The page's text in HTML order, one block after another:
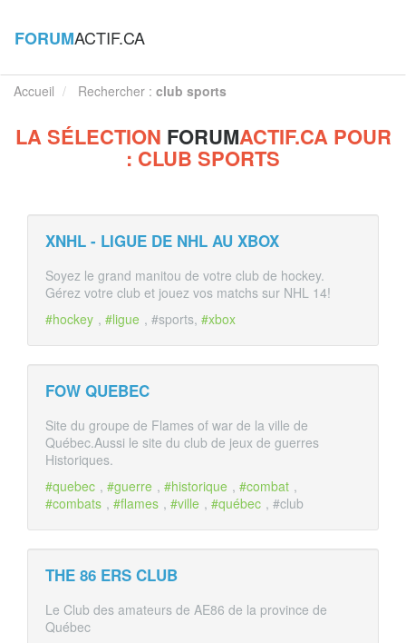
FORUMACTIF.CA
Accueil Rechercher : club sports
LA SÉLECTION FORUMACTIF.CA POUR
: CLUB SPORTS
XNHL - LIGUE DE NHL AU XBOX
Soyez le grand manitou de votre club de hockey.
Gérez votre club et jouez vos matchs sur NHL 14!
#hockey , #ligue , #sports, #xbox
FOW QUEBEC
Site du groupe de Flames of war de la ville de
Québec.Aussi le site du club de jeux de guerres
Historiques.
#quebec , #guerre , #historique , #combat ,
#combats , #flames , #ville , #québec , #club
THE 86 ERS CLUB
Le Club des amateurs de AE86 de la province de
Québec